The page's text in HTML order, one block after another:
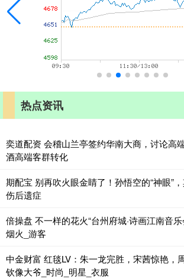
热点资讯
奕道配资 会稽山兰亭签约华南大商，讨论高
酒高端客群转化
期配宝 别再吹火眼金睛了！孙悟空的“神眼”
伤后遗症
倍操盘 不一样的花火“台州府城·诗画江南音乐
烟火_游客
中金财富 红毯LV：朱一龙完胜，宋茜惊艳，
钦像大爷_时尚_明星_衣服